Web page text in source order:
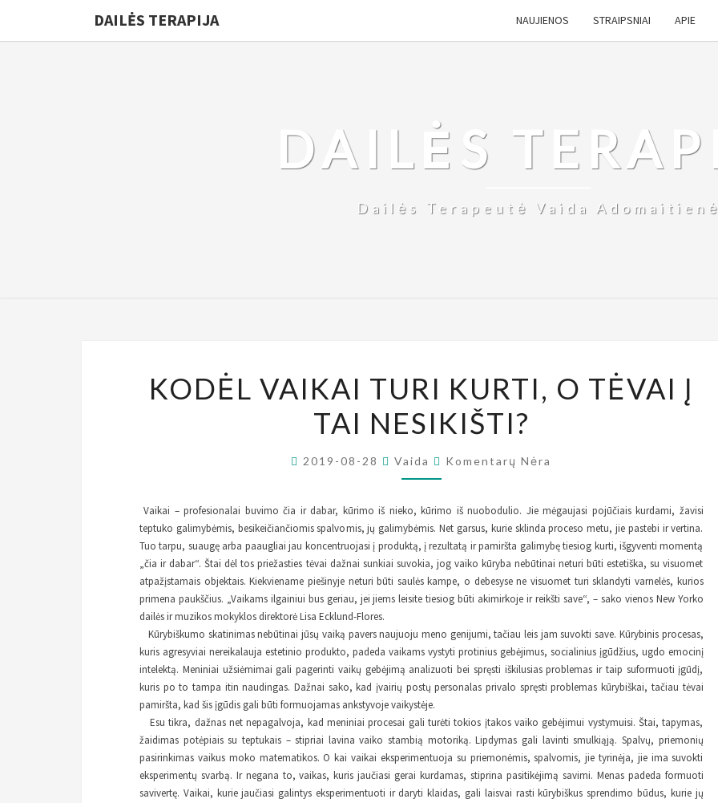
DAILĖS TERAPIJA NAUJIENOS STRAIPSNIAI APIE
DAILĖS
Dailės Terapeutė Vaida
VAIKAI
TURI
KURTI,
O
Į
TAI
NESIKIŠTI?
KODĖL VAIKAI TURI KURTI, O TĖVAI Į
TAI NESIKIŠTI?
2019-08-28 Vaida Komentarai
Komentarų Nėra
Vaikai – profesionalai buvimo čia ir dabar, kūrimo iš nieko, kūrimo iš nuobodulio. Jie mėgaujasi pojūčiais kurdami, žavisi
teptuko galimybėmis, besikeičiančiomis spalvomis, jų galimybėmis. Net garsus, kurie sklinda proceso metu, jie pastebi ir vertina.
Tuo tarpu, suaugę arba paaugliai jau koncentruojasi į produktą, į rezultatą ir pamiršta galimybę tiesiog kurti, išgyventi momentą
„čia ir dabar“. Štai dėl tos priežasties tėvai dažnai sunkiai suvokia, jog vaiko kūryba nebūtinai neturi būti estetiška, su visuomet
atpažįstamais objektais. Kiekviename piešinyje neturi būti saulės kampe, o debesyse ne visuomet turi sklandyti varnelės, kurios
primena paukščius. „Vaikams ilgainiui bus geriau, jei jiems leisite tiesiog būti akimirkoje ir reikšti save“, – sako vienos New Yorko
dailės ir muzikos mokyklos direktorė Lisa Ecklund-Flores.
Kūrybiškumo skatinimas nebūtinai jūsų vaiką pavers naujuoju meno genijumi, tačiau leis jam suvokti save. Kūrybinis procesas,
kuris agresyviai nereikalauja estetinio produkto, padeda vaikams vystyti protinius gebėjimus, socialinius įgūdžius, ugdo emocinį
intelektą. Meniniai užsiėmimai gali pagerinti vaikų gebėjimą analizuoti bei spręsti iškilusias problemas ir taip suformuoti įgūdį,
kuris po to tampa itin naudingas. Dažnai sako, kad įvairių postų personalas privalo spręsti problemas kūrybiškai, tačiau tėvai
pamiršta, kad šis įgūdis gali būti formuojamas ankstyvoje vaikystėje.
Esu tikra, dažnas net nepagalvoja, kad meniniai procesai gali turėti tokios įtakos vaiko gebėjimui vystymuisi. Štai, tapymas,
žaidimas potėpiais su teptukais – stipriai lavina vaiko stambią motoriką. Lipdymas gali lavinti smulkiąją. Spalvų, priemonių
pasirinkimas vaikus moko matematikos. O kai vaikai eksperimentuoja su priemonėmis, spalvomis, jie tyrinėja, jie ima suvokti
eksperimentų svarbą. Ir negana to, vaikas, kuris jaučiasi gerai kurdamas, stiprina pasitikėjimą savimi. Menas padeda formuoti
savivertę. Vaikai, kurie jaučiasi galintys eksperimentuoti ir daryti klaidas, gali laisvai rasti kūrybiškus sprendimo būdus, kurie jų